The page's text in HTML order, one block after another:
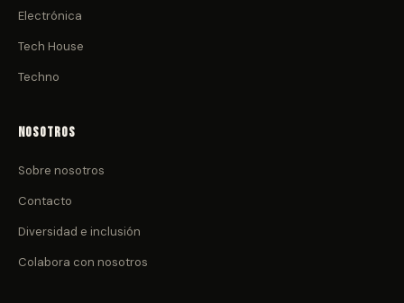
Electrónica
Tech House
Techno
Nosotros
Sobre nosotros
Contacto
Diversidad e inclusión
Colabora con nosotros